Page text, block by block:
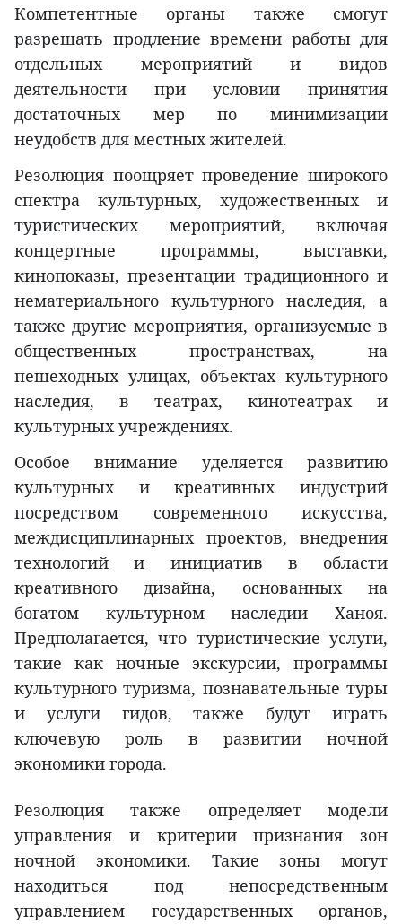
Компетентные органы также смогут
разрешать продление времени работы для
отдельных мероприятий и видов
деятельности при условии принятия
достаточных мер по минимизации
неудобств для местных жителей.
Резолюция поощряет проведение широкого
спектра культурных, художественных и
туристических мероприятий, включая
концертные программы, выставки,
кинопоказы, презентации традиционного и
нематериального культурного наследия, а
также другие мероприятия, организуемые в
общественных пространствах, на
пешеходных улицах, объектах культурного
наследия, в театрах, кинотеатрах и
культурных учреждениях.
Особое внимание уделяется развитию
культурных и креативных индустрий
посредством современного искусства,
междисциплинарных проектов, внедрения
технологий и инициатив в области
креативного дизайна, основанных на
богатом культурном наследии Ханоя.
Предполагается, что туристические услуги,
такие как ночные экскурсии, программы
культурного туризма, познавательные туры
и услуги гидов, также будут играть
ключевую роль в развитии ночной
экономики города.
Резолюция также определяет модели
управления и критерии признания зон
ночной экономики. Такие зоны могут
находиться под непосредственным
управлением государственных органов,